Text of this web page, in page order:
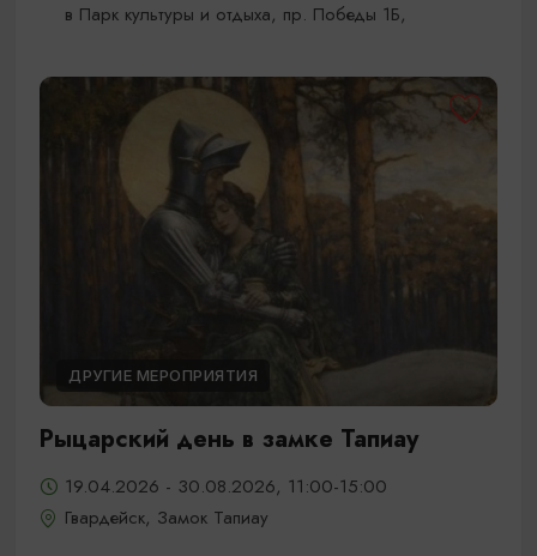
в Парк культуры и отдыха, пр. Победы 1Б,
ДРУГИЕ МЕРОПРИЯТИЯ
Рыцарский день в замке Тапиау
19.04.2026 - 30.08.2026, 11:00-15:00
Гвардейск, Замок Тапиау